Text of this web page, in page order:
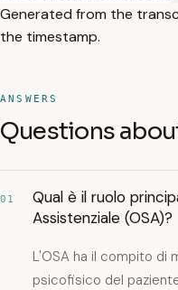
Generated from the
the timestamp.
ANSWERS
Questions
01
Qual è il ruolo
Assistenziale (OSA)?
L'OSA ha il compito di
psicofisico del